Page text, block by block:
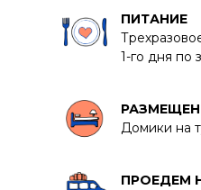
ПРОЕДЕМ
ПИТАНИЕ
1-го дня по
Домики на